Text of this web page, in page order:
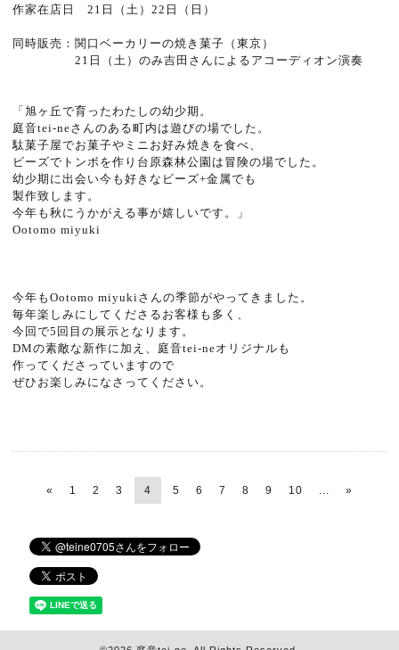
作家在店日 21日（土）22日（日）
同時販売：関口ベーカリーの焼き菓子（東京）
21日（土）のみ吉田さんによるアコーディオン演奏
「旭ヶ丘で育ったわたしの幼少期。
庭音tei-neさんのある町内は遊びの場でした。
駄菓子屋でお菓子やミニお好み焼きを食べ、
ビーズでトンボを作り台原森林公園は冒険の場でした。
幼少期に出会い今も好きなビーズ+金属でも
製作致します。
今年も秋にうかがえる事が嬉しいです。」
Ootomo miyuki
今年もOotomo miyukiさんの季節がやってきました。
毎年楽しみにしてくださるお客様も多く、
今回で5回目の展示となります。
DMの素敵な新作に加え、庭音tei-neオリジナルも
作ってくださっていますので
ぜひお楽しみになさってください。
« 1 2 3 4 5 6 7 8 9 10 »